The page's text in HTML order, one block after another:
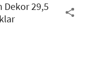
Dekor 29,5